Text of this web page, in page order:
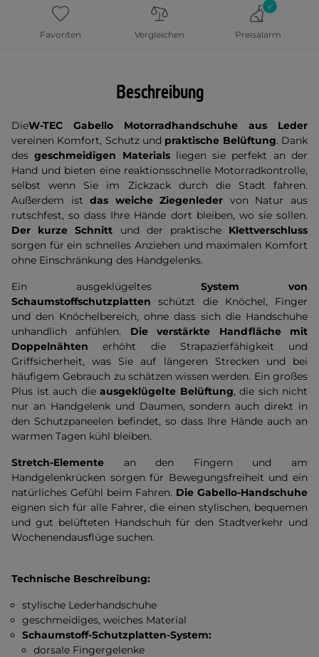
Favoriten Vergleichen Preisalarm
Beschreibung
DieW-TEC Gabello Motorradhandschuhe aus Leder
vereinen Komfort, Schutz und praktische Belüftung. Dank
desgeschmeidigen Materials liegen sie perfekt an der
Hand und bieten eine reaktionsschnelle Motorradkontrolle,
selbst wenn Sie im Zickzack durch die Stadt fahren.
Außerdem ist das weiche Ziegenleder von Natur aus
rutschfest, so dass Ihre Hände dort bleiben, wo sie sollen.
Der kurze Schnitt und der praktische Klettverschluss
sorgen für ein schnelles Anziehen und maximalen Komfort
ohne Einschränkung des Handgelenks.
Ein ausgeklügeltes System von
Schaumstoffschutzplatten schützt die Knöchel, Finger
und den Knöchelbereich, ohne dass sich die Handschuhe
unhandlich anfühlen. Die verstärkte Handfläche mit
Doppelnähtenerhöht die Strapazierfähigkeit und
Griffsicherheit, was Sie auf längeren Strecken und bei
häufigem Gebrauch zu schätzen wissen werden. Ein großes
Plus ist auch die ausgeklügelte Belüftung, die sich nicht
nur an Handgelenk und Daumen, sondern auch direkt in
den Schutzpaneelen befindet, so dass Ihre Hände auch an
warmen Tagen kühl bleiben.
Stretch-Elemente an den Fingern und am
Handgelenkrücken sorgen für Bewegungsfreiheit und ein
natürliches Gefühl beim Fahren. Die Gabello-Handschuhe
eignen sich für alle Fahrer, die einen stylischen, bequemen
und gut belüfteten Handschuh für den Stadtverkehr und
Wochenendausflüge suchen.
Technische Beschreibung:
stylische Lederhandschuhe
geschmeidiges, weiches Material
Schaumstoff-Schutzplatten-System:
dorsale Fingergelenke